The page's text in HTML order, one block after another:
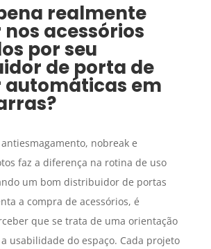
realmente
acessórios
por seu
de porta de
automáticas em
?
nobreak e
faz a diferença na rotina de uso
um bom distribuidor de portas
a compra de acessórios, é
que se trata de uma orientação
usabilidade do espaço. Cada projeto